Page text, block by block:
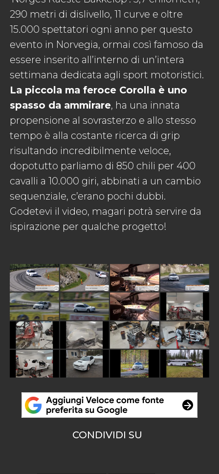
290 metri di dislivello, 11 curve e oltre
15.000 spettatori ogni anno per questo
evento in Norvegia, ormai così famoso da
essere inserito all’interno di un’intera
settimana dedicata agli sport motoristici.
La piccola ma feroce Corolla è uno
spasso da ammirare, ha una innata
propensione al sovrasterzo e allo stesso
tempo è alla costante ricerca di grip
risultando incredibilmente veloce,
dopotutto parliamo di 850 chili per 400
cavalli a 10.000 giri, abbinati a un cambio
sequenziale, c’erano pochi dubbi.
Godetevi il video, magari potrà servire da
ispirazione per qualche progetto!
CONDIVIDI SU